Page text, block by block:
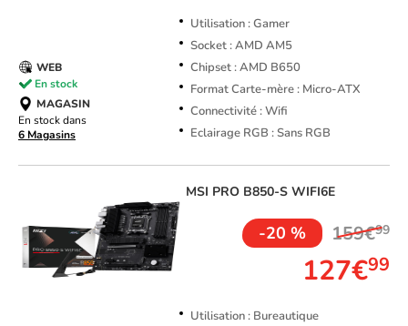
Utilisation : Gamer
Socket : AMD AM5
Chipset : AMD B650
Format Carte-mère : Micro-ATX
Connectivité : Wifi
Eclairage RGB : Sans RGB
WEB
En stock
MAGASIN
En stock dans
6 Magasins
MSI PRO B850-S WIFI6E
-20 % 159€99
127€99
Utilisation : Bureautique